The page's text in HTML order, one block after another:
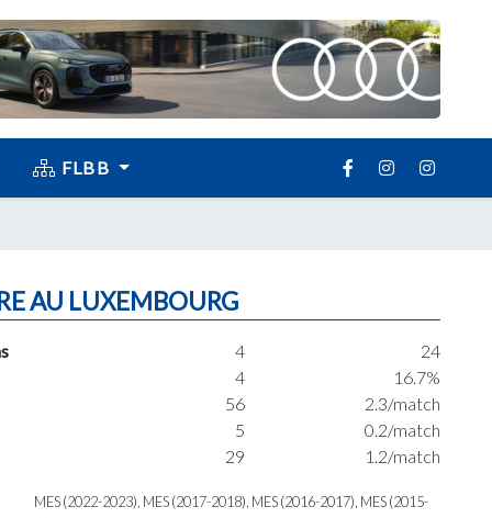
FLBB
AU LUXEMBOURG
4
24
4
16.7%
56
2.3/match
5
0.2/match
29 1.2/match
MES (2022-2023), MES (2017-2018), MES (2016-2017), MES (2015-